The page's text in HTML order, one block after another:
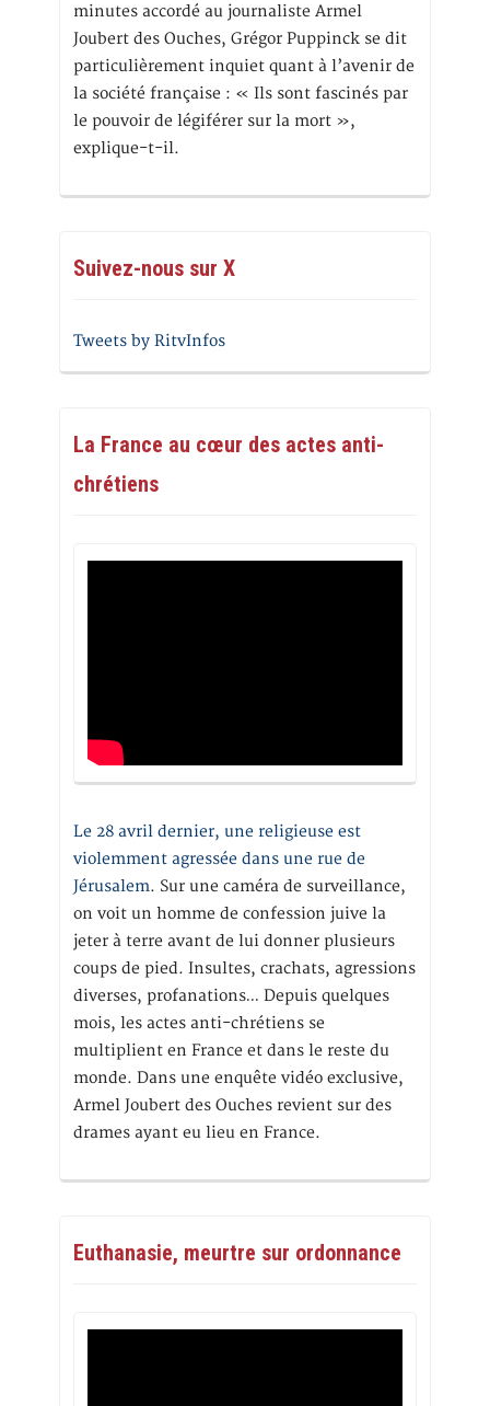
minutes accordé au journaliste Armel
Joubert des Ouches, Grégor Puppinck se dit
particulièrement inquiet quant à l’avenir de
la société française : « Ils sont fascinés par
le pouvoir de légiférer sur la mort »,
explique-t-il.
Suivez-nous sur X
Tweets by RitvInfos
La France au cœur des actes anti-
chrétiens
Le 28 avril dernier, une religieuse est
violemment agressée dans une rue de
Jérusalem. Sur une caméra de surveillance,
on voit un homme de confession juive la
jeter à terre avant de lui donner plusieurs
coups de pied. Insultes, crachats, agressions
diverses, profanations… Depuis quelques
mois, les actes anti-chrétiens se
multiplient en France et dans le reste du
monde. Dans une enquête vidéo exclusive,
Armel Joubert des Ouches revient sur des
drames ayant eu lieu en France.
Euthanasie, meurtre sur ordonnance